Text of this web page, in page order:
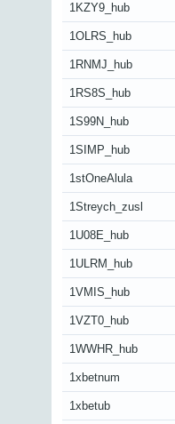
1KZY9_hub
1OLRS_hub
1RNMJ_hub
1RS8S_hub
1S99N_hub
1SIMP_hub
1stOneAlula
1Streych_zusl
1U08E_hub
1ULRM_hub
1VMIS_hub
1VZT0_hub
1WWHR_hub
1xbetnum
1xbetub